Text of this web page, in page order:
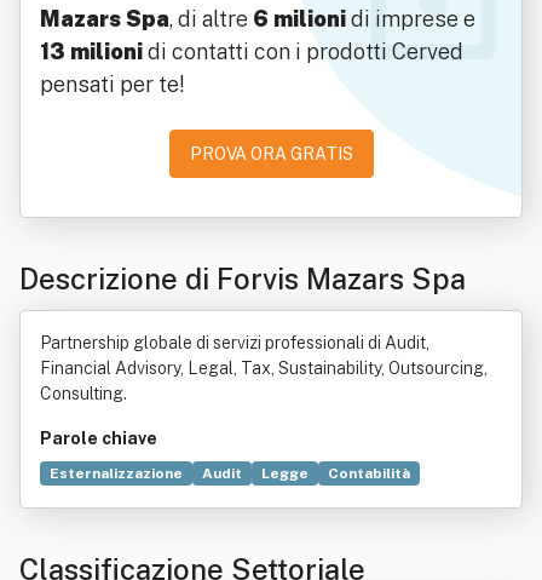
Mazars Spa, di altre 6 milionidi imprese e
13 milionidi contatti con i prodotti Cerved
pensati per te!
PROVA ORA GRATIS
Descrizione di Forvis Mazars Spa
Partnership globale di servizi professionali di Audit,
Financial Advisory, Legal, Tax, Sustainability, Outsourcing,
Consulting.
Parole chiave
Esternalizzazione Audit Legge
Contabilità
Revisore legale
Controllo di gestione
Classificazione Settoriale